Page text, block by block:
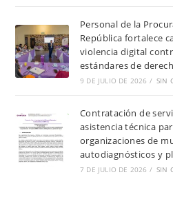
Personal de la
República fortalece
violencia digital
estándares de
9 DE JULIO DE 2026 / SIN
Contratación de
asistencia técnica
organizaciones de
autodiagnósticos y
7 DE JULIO DE 2026 / SIN